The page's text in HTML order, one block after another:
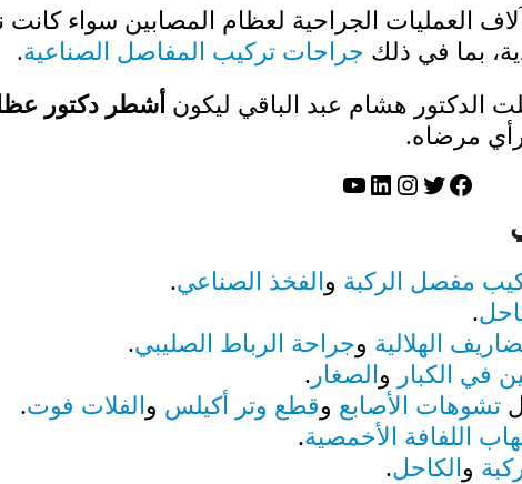
العمليات الجراحية لعظام المصابين سواء كانت
بما في ذلك جراحات تركيب المفاصل الصناعية.
الدكتور هشام عبد الباقي ليكون أشطر دكتور
مرضاه.
فيسبوك
تويترإنستجرام
لينكد إنيوتيوب
مفصل الركبة والفخذ الصناعي.
.
الهلالية وجراحة الرباط الصليبي.
في الكبار والصغار .
تشوهات الأصابع وقطع وتر أكيلس والفلات فوت.
اللفافة الأخمصية.
والكاحل.